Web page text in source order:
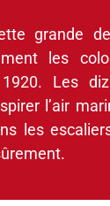
grande
les
Les
l’air
les